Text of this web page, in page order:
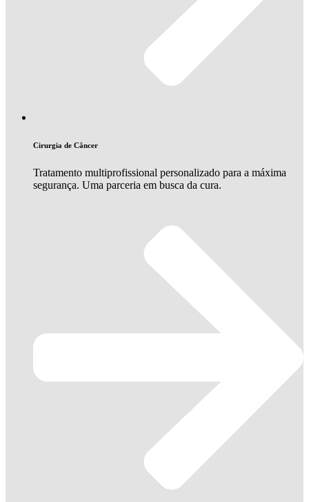
Cirurgia de Câncer
Tratamento multiprofissional personalizado para a máxima
segurança. Uma parceria em busca da cura.